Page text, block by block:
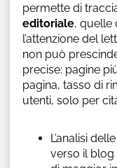
permette di
editoriale, quelle
l’attenzione del
non può
precise: pagine
pagina, tasso di
utenti, solo per
L’analisi delle
verso il blog